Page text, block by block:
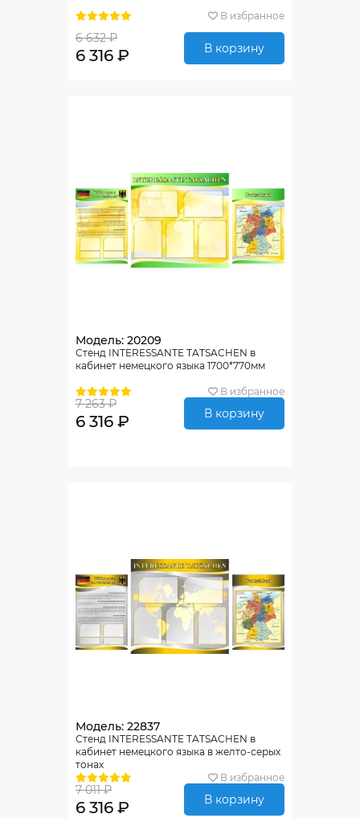
В избранное
6 632 ₽
6 316 ₽ В корзину
Модель: 20209
Стенд INTERESSANTE TATSACHEN в
кабинет немецкого языка 1700*770мм
В избранное
7 263 ₽
6 316 ₽ В корзину
Модель: 22837
Стенд INTERESSANTE TATSACHEN в
кабинет немецкого языка в желто-серых
тонах
В избранное
7 011 ₽
6 316 ₽ В корзину